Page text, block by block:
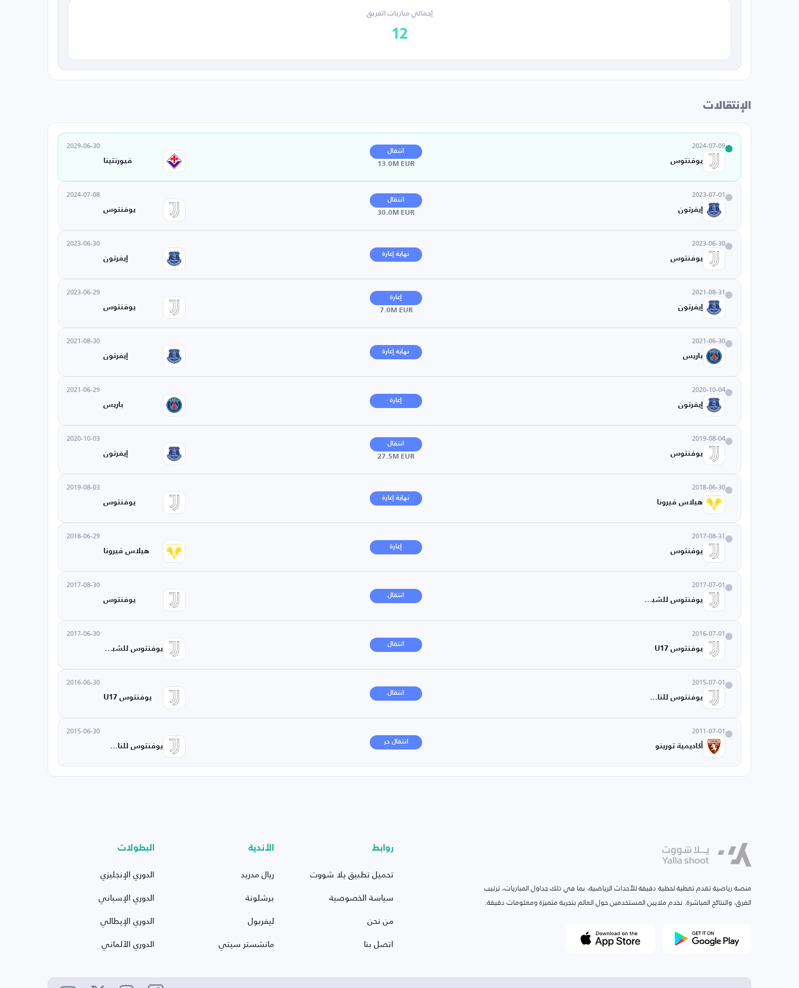
إجمالي مباريات الفريق
12
الإنتقالات
2024-07-09
يوفنتوس
انتقال
13.0M EUR
2029-06-30
فيورنتينا
2023-07-01
إيفرتون
انتقال
30.0M EUR
2024-07-08
يوفنتوس
2023-06-30
يوفنتوس
نهاية إعارة
2023-06-30
إيفرتون
2021-08-31
إيفرتون
إعارة
7.0M EUR
2023-06-29
يوفنتوس
2021-06-30
باريس
نهاية إعارة
2021-08-30
إيفرتون
2020-10-04
إيفرتون
إعارة
2021-06-29
باريس
2019-08-04
يوفنتوس
انتقال
27.5M EUR
2020-10-03
إيفرتون
2018-06-30
هيلاس فيرونا
نهاية إعارة
2019-08-03
يوفنتوس
2017-08-31
يوفنتوس
إعارة
2018-06-29
هيلاس فيرونا
2017-07-01
يوفنتوس للشباب
انتقال
2017-08-30
يوفنتوس
2016-07-01
يوفنتوس U17
انتقال
2017-06-30
يوفنتوس للشباب
2015-07-01
يوفنتوس للناشئين
انتقال
2016-06-30
يوفنتوس U17
2011-07-01
أكاديمية تورينو
انتقال حر
2015-06-30
يوفنتوس للناشئين
منصة رياضية تقدم تغطية لحظية دقيقة للأحداث الرياضية، بما في ذلك جداول المباريات، ترتيب
الفرق، والنتائج المباشرة. نخدم ملايين المستخدمين حول العالم بتجربة متميزة ومعلومات دقيقة.
روابط
تحميل تطبيق يلا شووت
سياسة الخصوصية
من نحن
اتصل بنا
الأندية
ريال مدريد
برشلونة
ليفربول
مانشستر سيتي
البطولات
الدوري الإنجليزي
الدوري الإسباني
الدوري الإيطالي
الدوري الألماني